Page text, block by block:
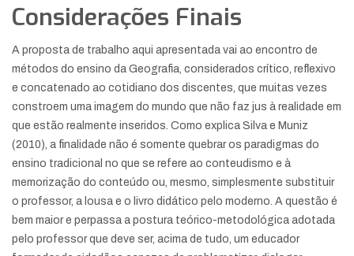
Considerações Finais
A proposta de trabalho aqui apresentada vai ao encontro de
métodos do ensino da Geografia, considerados crítico, reflexivo
e concatenado ao cotidiano dos discentes, que muitas vezes
constroem uma imagem do mundo que não faz jus à realidade em
que estão realmente inseridos. Como explica Silva e Muniz
(2010), a finalidade não é somente quebrar os paradigmas do
ensino tradicional no que se refere ao conteudismo e à
memorização do conteúdo ou, mesmo, simplesmente substituir
o professor, a lousa e o livro didático pelo moderno. A questão é
bem maior e perpassa a postura teórico-metodológica adotada
pelo professor que deve ser, acima de tudo, um educador